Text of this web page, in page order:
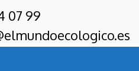
07 99